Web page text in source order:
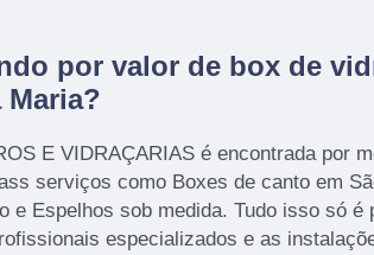
por valor de box de
Maria?
E VIDRAÇARIAS é encontrada por
serviços como Boxes de canto em
e Espelhos sob medida. Tudo isso só é
especializados e as